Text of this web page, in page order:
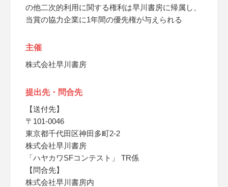
の他二次的利用に関する権利は早川書房に帰属し、
当賞の協力企業に1年間の優先権が与えられる
主催
株式会社早川書房
提出先・問合先
【送付先】
〒101-0046
東京都千代田区神田多町2-2
株式会社早川書房
「ハヤカワSFコンテスト」 TR係
【問合先】
株式会社早川書房内